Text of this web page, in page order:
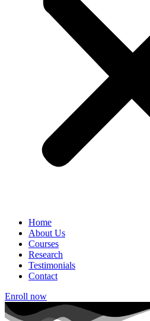
Home
About Us
Courses
Research
Testimonials
Contact
Enroll now